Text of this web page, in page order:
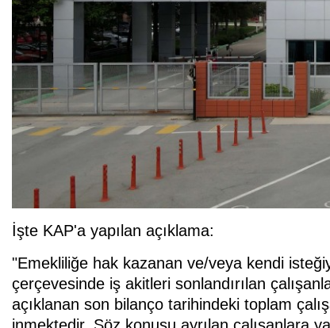
İşte KAP'a yapılan açıklama:
"Emekliliğe hak kazanan ve/veya kendi
çerçevesinde iş akitleri sonlandırılan
açıklanan son bilanço tarihindeki toplam